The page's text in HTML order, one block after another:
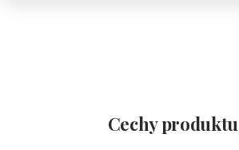
Cechy produktu